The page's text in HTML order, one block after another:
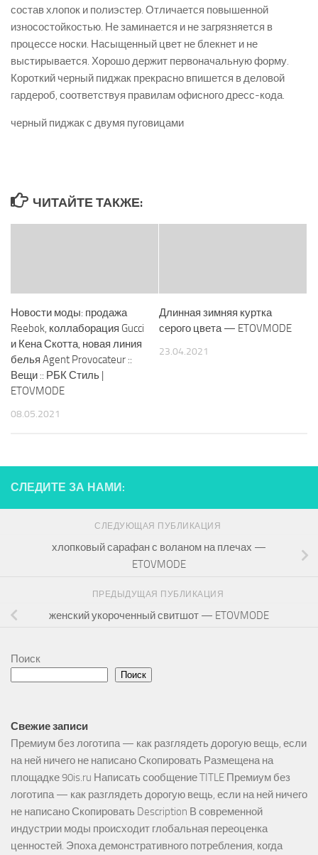
состав хлопок и полиэстер. Отличается повышенной
износостойкостью. Не заминается и не загрязняется в
процессе носки. Насыщенный цвет не блекнет и не
выстирывается. Хорошо держит первоначальную форму.
Короткий черный пиджак прекрасно впишется в деловой
гардероб, соответствуя правилам офисного дресс-кода.
черный пиджак с двумя пуговицами
ЧИТАЙТЕ ТАКЖЕ:
Новости моды: продажа
Reebok, коллаборация Gucci
и Кена Скотта, новая линия
белья Agent Provocateur ::
Вещи :: РБК Стиль |
ETOVMODE
08.05.2021
Длинная зимняя куртка
серого цвета — ETOVMODE
23.04.2021
СЛЕДИТЕ ЗА НАМИ:
СЛЕДУЮЩАЯ ПУБЛИКАЦИЯ
хлопковый сарафан с воланом на плечах —
ETOVMODE
ПРЕДЫДУЩАЯ ПУБЛИКАЦИЯ
женский укороченный свитшот — ETOVMODE
Поиск
Поиск
Свежие записи
Премиум без логотипа — как разглядеть дорогую вещь, если
на ней ничего не написано Скопировать Размещена на
площадке 90is.ru Написать сообщение TITLE Премиум без
логотипа — как разглядеть дорогую вещь, если на ней ничего
не написано Скопировать Description В современной
индустрии моды происходит глобальная переоценка
ценностей. Эпоха демонстративного потребления, когда